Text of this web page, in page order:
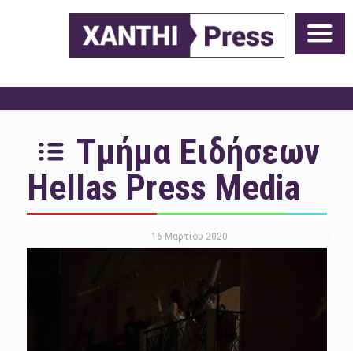
Τμήμα Ειδήσεων
Hellas Press Media
16 Μαρτίου 2020